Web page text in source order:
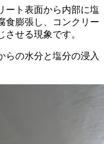
ート表面から内部に塩
食膨張し、コンクリー
させる現象です。
らの水分と塩分の浸入